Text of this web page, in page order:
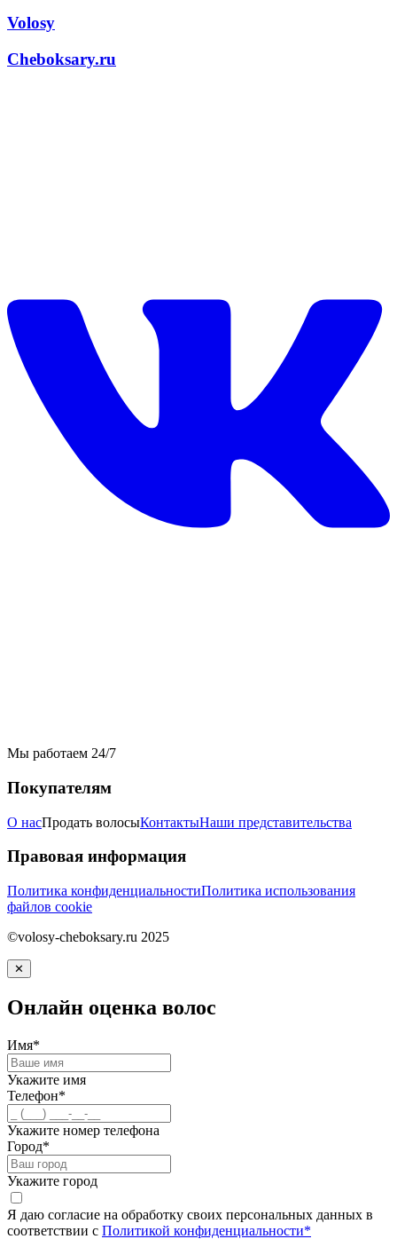
Volosy
Cheboksary.ru
Мы работаем 24/7
Покупателям
О насПродать волосыКонтактыНаши представительства
Правовая информация
Политика конфиденциальностиПолитика использования
файлов cookie
©volosy-cheboksary.ru 2025
✕
Онлайн оценка волос
Имя*
Укажите имя
Телефон*
Укажите номер телефона
Город*
Укажите город
Я даю согласие на обработку своих персональных данных в
соответствии с Политикой конфиденциальности*